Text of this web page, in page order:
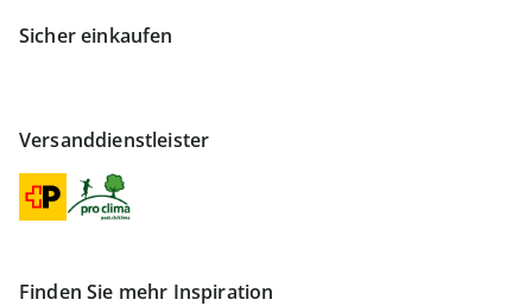
Sicher einkaufen
Versanddienstleister
Finden Sie mehr Inspiration